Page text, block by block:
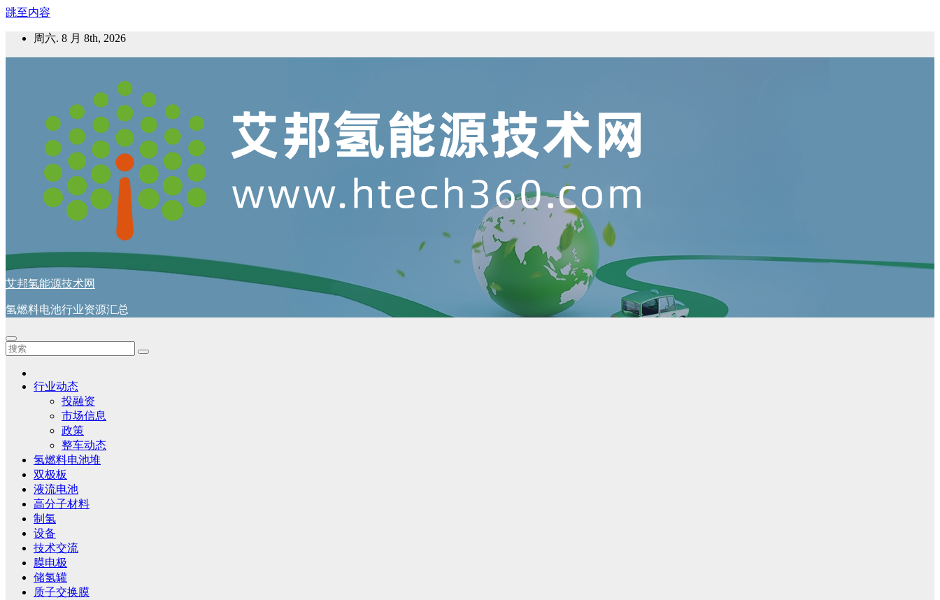
跳至内容
周六. 8 月 8th, 2026
艾邦氢能源技术网
氢燃料电池行业资源汇总
行业动态
投融资
市场信息
政策
整车动态
氢燃料电池堆
双极板
液流电池
高分子材料
制氢
设备
技术交流
膜电极
储氢罐
质子交换膜